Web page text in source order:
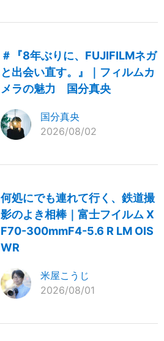
＃『8年ぶりに、FUJIFILMネガ
と出会い直す。』｜フィルムカ
メラの魅力 国分真央
国分真央
2026/08/02
何処にでも連れて行く、鉄道撮
影のよき相棒｜富士フイルム X
F70-300mmF4-5.6 R LM OIS
WR
米屋こうじ
2026/08/01